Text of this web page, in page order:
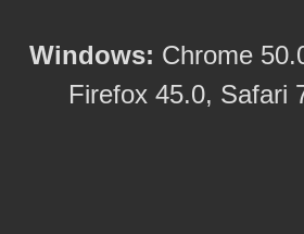
Windows: Chrome
Firefox 45.0, Safari